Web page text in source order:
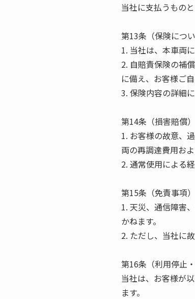
当社に支払うものと
第13条（保険につい
1. 当社は、本車両
2. 自賠責保険の補
に備え、お客様ご
3. 保険内容の詳細
第14条（損害賠償）
1. お客様の故意、
両の再調達費用お
2. 通常使用による
第15条（免責事項）
1. 天災、通信障害
かねます。
2. ただし、当社に
第16条（利用停止・
当社は、お客様が
ます。